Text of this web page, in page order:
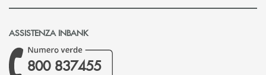
ASSISTENZA INBANK
800 837455